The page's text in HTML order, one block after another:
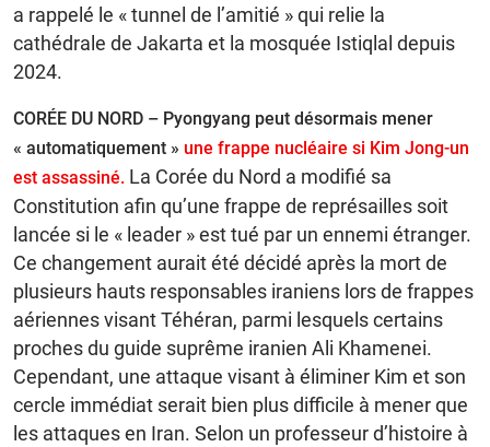
a rappelé le « tunnel de l’amitié » qui relie la
cathédrale de Jakarta et la mosquée Istiqlal depuis
2024.
CORÉE DU NORD – Pyongyang peut désormais mener
« automatiquement » une frappe nucléaire si Kim Jong-un
est assassiné. La Corée du Nord a modifié sa
Constitution afin qu’une frappe de représailles soit
lancée si le « leader » est tué par un ennemi étranger.
Ce changement aurait été décidé après la mort de
plusieurs hauts responsables iraniens lors de frappes
aériennes visant Téhéran, parmi lesquels certains
proches du guide suprême iranien Ali Khamenei.
Cependant, une attaque visant à éliminer Kim et son
cercle immédiat serait bien plus difficile à mener que
les attaques en Iran. Selon un professeur d’histoire à